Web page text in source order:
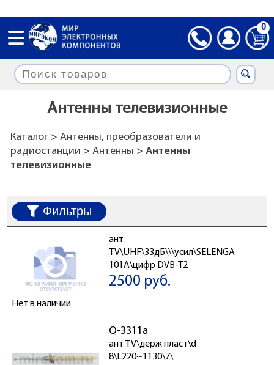
0
Антенны телевизионные
Каталог> Антенны, преобразователи и
радиостанции > Антенны > Антенны
телевизионные
Фильтры
ант
TV\UHF\33дБ\\\усил\SELENGA
101A\цифр DVB-T2
2500 руб.
Нет в наличии
Q-3311а
ант TV\держ пласт\d
8\L220~1130\7\